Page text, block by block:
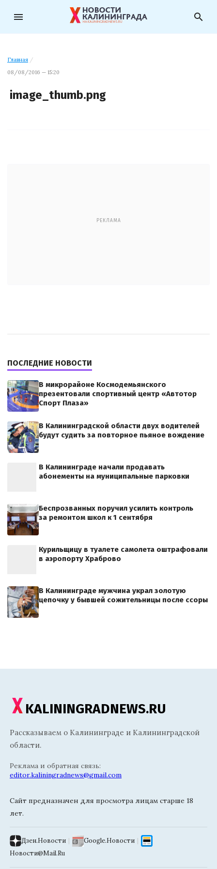
menu search
Главная /
08/08/2016 — 15:20
image_thumb.png
РЕКЛАМА
ПОСЛЕДНИЕ НОВОСТИ
В микрорайоне Космодемьянского
презентовали спортивный центр «Автотор
Спорт Плаза»
В Калининградской области двух водителей
будут судить за повторное пьяное вождение
В Калининграде начали продавать
абонементы на муниципальные парковки
Беспрозванных поручил усилить контроль
за ремонтом школ к 1 сентября
Курильщицу в туалете самолета оштрафовали
в аэропорту Храброво
В Калининграде мужчина украл золотую
цепочку у бывшей сожительницы после ссоры
KALININGRADNEWS.RU
Рассказываем о Калининграде и Калининградской
области.
Реклама и обратная связь:
editor.kaliningradnews@gmail.com
Сайт предназначен для просмотра лицам старше 18
лет.
Дзен.Новости | Google.Новости |
Новости@Mail.Ru